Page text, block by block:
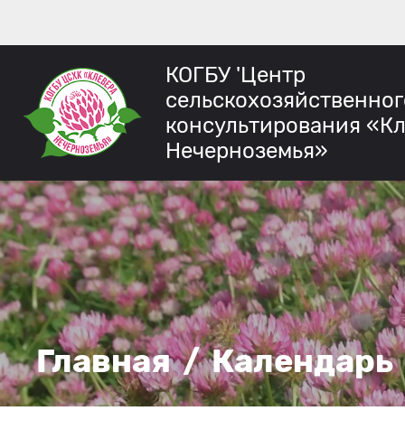
КОГБУ 'Центр
консультирования
Нечерноземья»
Главная/Календарь